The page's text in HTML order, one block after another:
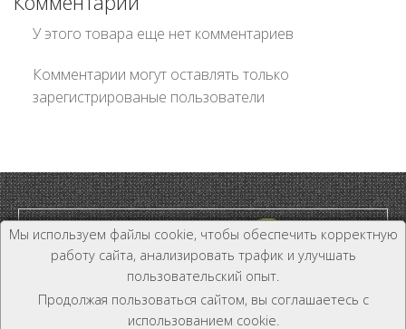
У этого товара еще нет комментариев
Комментарии могут оставлять только
зарегистрированые пользователи
Дилер и Дистрибьютор
+7 (800) 333-19-81
Мы используем файлы cookie, чтобы обеспечить корректную
работу сайта, анализировать трафик и улучшать
пользовательский опыт.
Продолжая пользоваться сайтом, вы соглашаетесь с
использованием cookie.